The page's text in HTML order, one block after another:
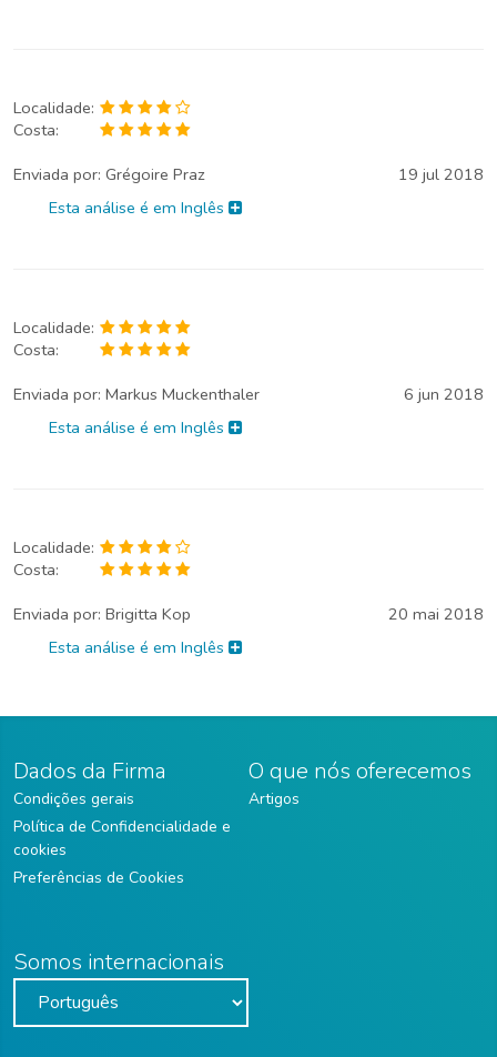
Localidade:
Costa:
Enviada por: Grégoire Praz
19 jul 2018
Esta análise é em Inglês
Localidade:
Costa:
Enviada por: Markus Muckenthaler
6 jun 2018
Esta análise é em Inglês
Localidade:
Costa:
Enviada por: Brigitta Kop
20 mai 2018
Esta análise é em Inglês
Dados da Firma
Condições gerais
Política de Confidencialidade e
cookies
Preferências de Cookies
O que nós oferecemos
Artigos
Somos internacionais